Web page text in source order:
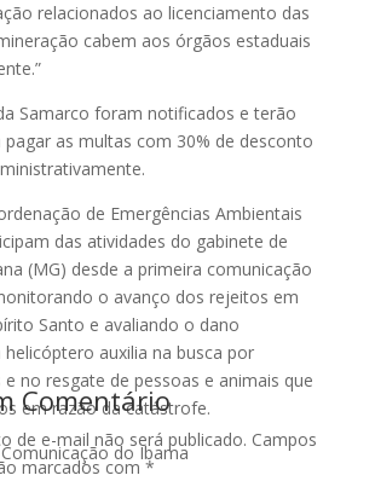
relacionados ao licenciamento das
cabem aos órgãos estaduais
Samarco foram notificados e terão
pagar as multas com 30% de desconto
de Emergências Ambientais
das atividades do gabinete de
(MG) desde a primeira comunicação
o avanço dos rejeitos em
Santo e avaliando o dano
helicóptero auxilia na busca por
e no resgate de pessoas e animais que
em razão da catástrofe.
do Ibama
Comentário
de e-mail não será publicado. Campos
marcados com *